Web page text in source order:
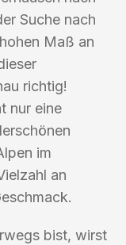
Suche nach
Maß an
richtig!
nur eine
im
an
bist, wirst